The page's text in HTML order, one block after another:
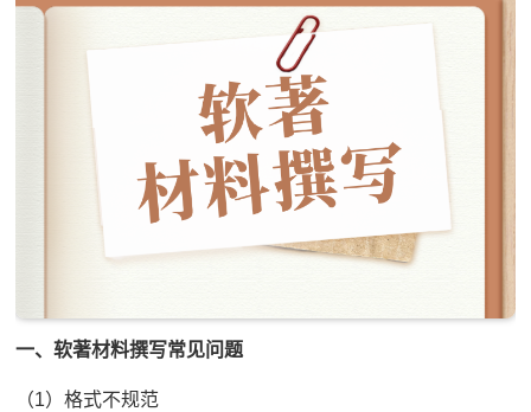
一、软著材料撰写常见问题
（1）格式不规范